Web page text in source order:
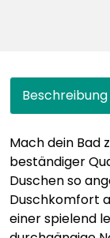
Beschreibung
Mach dein Bad
beständiger
Duschen so
Duschkomfort
einer spielend